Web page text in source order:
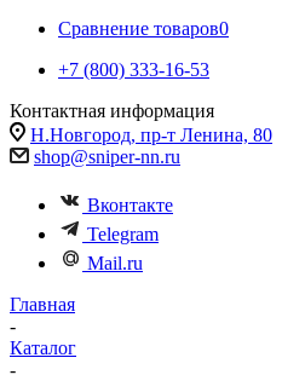
Сравнение товаров0
+7 (800) 333-16-53
Контактная информация
Н.Новгород, пр-т Ленина, 80
shop@sniper-nn.ru
Вконтакте
Telegram
Mail.ru
Главная
-
Каталог
-